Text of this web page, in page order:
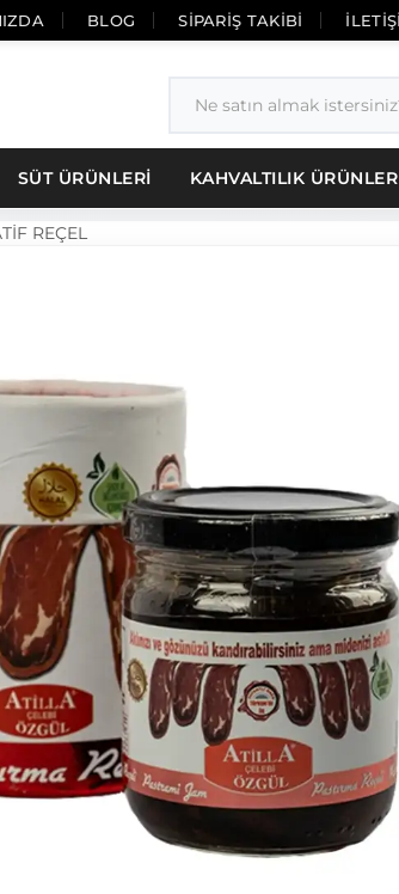
BLOG SİPARİŞ TAKİBİ
SÜT ÜRÜNLERİ KAHVALTILIK ÜRÜNLER
REÇEL